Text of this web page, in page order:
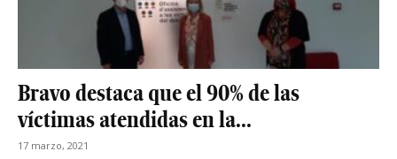
Bravo destaca que el 90% de las
víctimas atendidas en la...
17 marzo, 2021